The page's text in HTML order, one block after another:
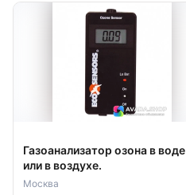
Газоанализатор озона в воде
или в воздухе.
Москва